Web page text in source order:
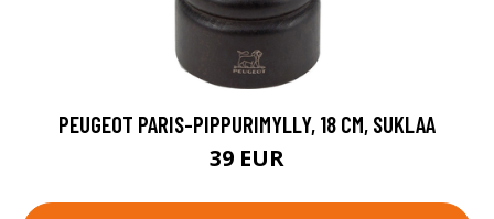
PEUGEOT PARIS-PIPPURIMYLLY, 18 CM, SUKLAA
39 EUR